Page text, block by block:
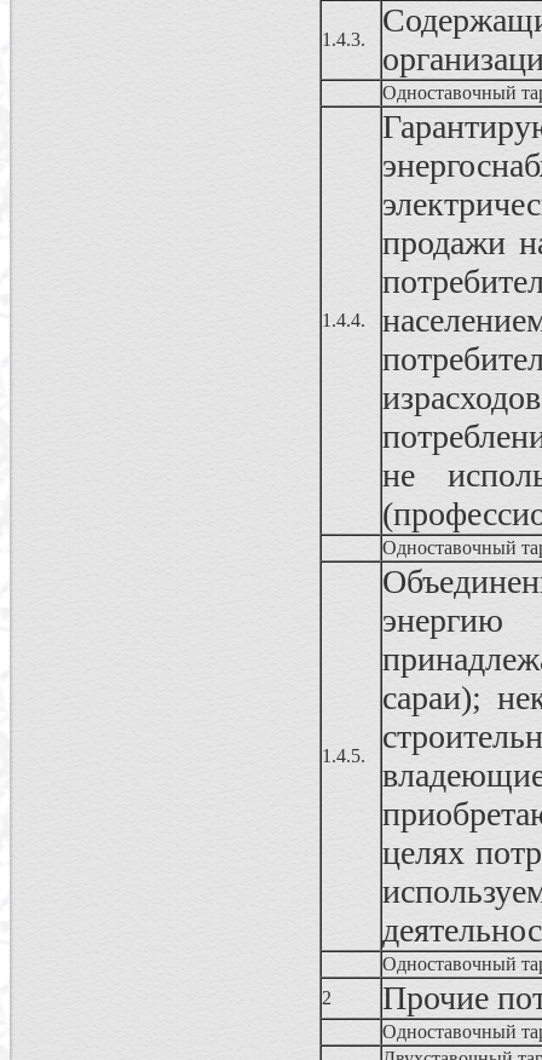
1.4.3.
Одноставочный
1.4.4.
продажи
не
Одноставочный
1.4.5.
сараи);
целях
Одноставочный
2
Прочие
Одноставочный